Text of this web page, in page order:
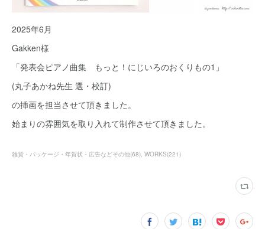
2025年6月
Gakken様
「発表会ピアノ曲集 もっと！にじいろのおくりもの1」
(丸子あかね先生 選・校訂)
の挿画を担当させて頂きました。
始まりの雰囲気を取り入れて制作させて頂きました。
雑貨・パッケージ・年賀状・広告などその他(68) WORKS(221)